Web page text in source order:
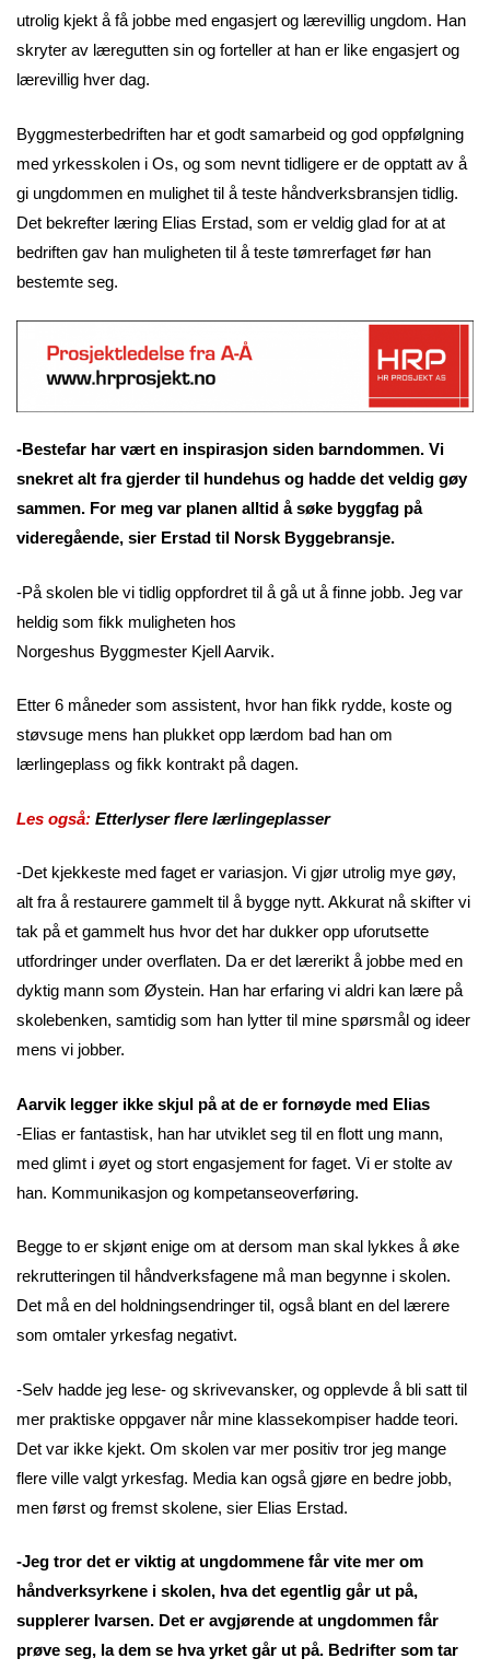
utrolig kjekt å få jobbe med engasjert og lærevillig ungdom. Han
skryter av læregutten sin og forteller at han er like engasjert og
lærevillig hver dag.
Byggmesterbedriften har et godt samarbeid og god oppfølgning
med yrkesskolen i Os, og som nevnt tidligere er de opptatt av å
gi ungdommen en mulighet til å teste håndverksbransjen tidlig.
Det bekrefter læring Elias Erstad, som er veldig glad for at at
bedriften gav han muligheten til å teste tømrerfaget før han
bestemte seg.
-Bestefar har vært en inspirasjon siden barndommen. Vi
snekret alt fra gjerder til hundehus og hadde det veldig gøy
sammen. For meg var planen alltid å søke byggfag på
videregående, sier Erstad til Norsk Byggebransje.
-På skolen ble vi tidlig oppfordret til å gå ut å finne jobb. Jeg var
heldig som fikk muligheten hos
Norgeshus Byggmester Kjell Aarvik.
Etter 6 måneder som assistent, hvor han fikk rydde, koste og
støvsuge mens han plukket opp lærdom bad han om
lærlingeplass og fikk kontrakt på dagen.
Les også: Etterlyser flere lærlingeplasser
-Det kjekkeste med faget er variasjon. Vi gjør utrolig mye gøy,
alt fra å restaurere gammelt til å bygge nytt. Akkurat nå skifter vi
tak på et gammelt hus hvor det har dukker opp uforutsette
utfordringer under overflaten. Da er det lærerikt å jobbe med en
dyktig mann som Øystein. Han har erfaring vi aldri kan lære på
skolebenken, samtidig som han lytter til mine spørsmål og ideer
mens vi jobber.
Aarvik legger ikke skjul på at de er fornøyde med Elias
-Elias er fantastisk, han har utviklet seg til en flott ung mann,
med glimt i øyet og stort engasjement for faget. Vi er stolte av
han. Kommunikasjon og kompetanseoverføring.
Begge to er skjønt enige om at dersom man skal lykkes å øke
rekrutteringen til håndverksfagene må man begynne i skolen.
Det må en del holdningsendringer til, også blant en del lærere
som omtaler yrkesfag negativt.
-Selv hadde jeg lese- og skrivevansker, og opplevde å bli satt til
mer praktiske oppgaver når mine klassekompiser hadde teori.
Det var ikke kjekt. Om skolen var mer positiv tror jeg mange
flere ville valgt yrkesfag. Media kan også gjøre en bedre jobb,
men først og fremst skolene, sier Elias Erstad.
-Jeg tror det er viktig at ungdommene får vite mer om
håndverksyrkene i skolen, hva det egentlig går ut på,
supplerer Ivarsen. Det er avgjørende at ungdommen får
prøve seg, la dem se hva yrket går ut på. Bedrifter som tar